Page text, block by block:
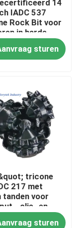
14
IADC 537
Rock Bit voor
in harde
sturen
tricone
217 met
tanden voor
, olie- en
sturen